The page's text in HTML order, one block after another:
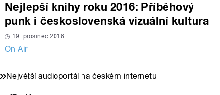
Nejlepší knihy roku 2016: Příběhový
punk i československá vizuální kultura
19. prosinec 2016
On Air
Největší audioportál na českém internetu